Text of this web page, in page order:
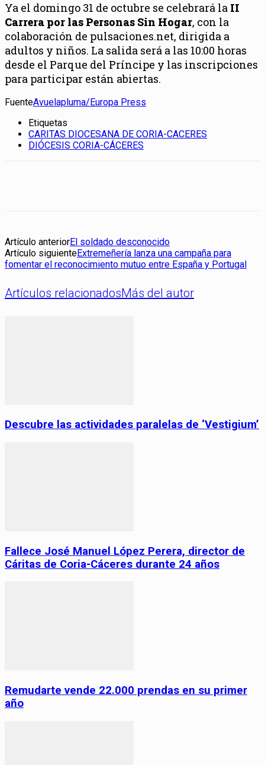
Ya el domingo 31 de octubre se celebrará la II
Carrera por las Personas Sin Hogar, con la
colaboración de pulsaciones.net, dirigida a
adultos y niños. La salida será a las 10:00 horas
desde el Parque del Príncipe y las inscripciones
para participar están abiertas.
FuenteAvuelapluma/Europa Press
Etiquetas
CARITAS DIOCESANA DE CORIA-CACERES
DIÓCESIS CORIA-CÁCERES
Artículo anteriorEl soldado desconocido
Artículo siguienteExtremeñería lanza una campaña para
fomentar el reconocimiento mutuo entre España y Portugal
Artículos relacionadosMás del autor
Descubre las actividades paralelas de ‘Vestigium’
Fallece José Manuel López Perera, director de
Cáritas de Coria-Cáceres durante 24 años
Remudarte vende 22.000 prendas en su primer
año